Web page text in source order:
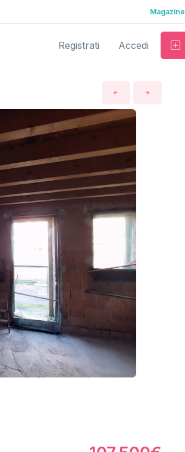
Magazine
Registrati Accedi